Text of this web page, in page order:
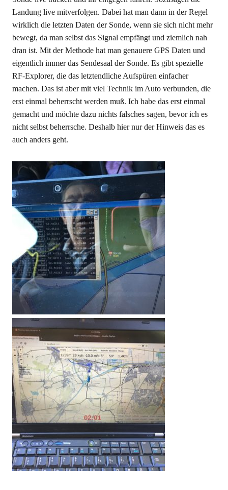
Landung live mitverfolgen. Dabei hat man dann in der Regel
wirklich die letzten Daten der Sonde, wenn sie sich nicht mehr
bewegt, da man selbst das Signal empfängt und ziemlich nah
dran ist. Mit der Methode hat man genauere GPS Daten und
eigentlich immer das Sendesaal der Sonde. Es gibt spezielle
RF-Explorer, die das letztendliche Aufspüren einfacher
machen. Das ist aber mit viel Technik im Auto verbunden, die
erst einmal beherrscht werden muß. Ich habe das erst einmal
gemacht und möchte dazu nichts falsches sagen, bevor ich es
nicht selbst beherrsche. Deshalb hier nur der Hinweis das es
auch anders geht.